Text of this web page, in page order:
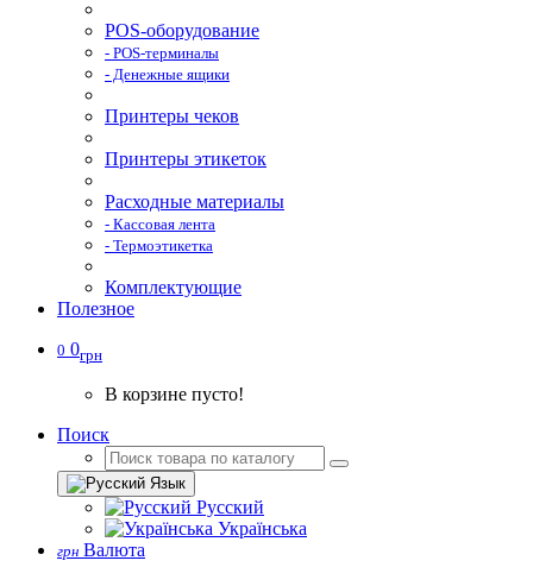
POS-оборудование
- POS-терминалы
- Денежные ящики
Принтеры чеков
Принтеры этикеток
Расходные материалы
- Кассовая лента
- Термоэтикетка
Комплектующие
Полезное
0 0грн
В корзине пусто!
Поиск
Язык
Русский
Українська
грн Валюта